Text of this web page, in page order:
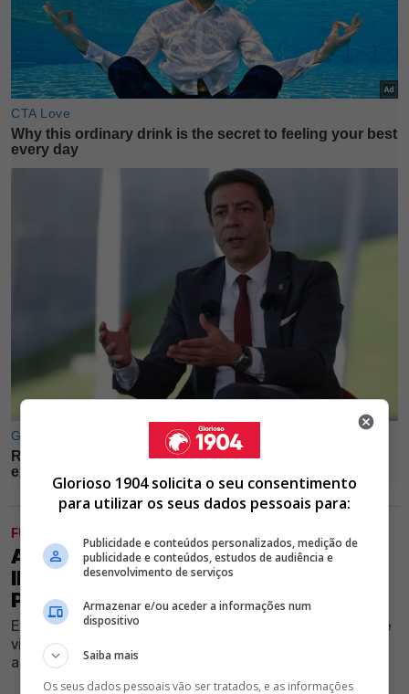
FUTEBOL
AVANÇADO QUE FEZ 13 GOLOS EM
INGLATERRA APONTADO COMO
POSSÍVEL REFORÇO DO BENFICA
Extremo destacou-se no futebol britânico e agora pode
viver a sua primeira aventura no campeonato nacional
ao serviço do Clube encarnado
Glorioso 1904 solicita o seu consentimento
para utilizar os seus dados pessoais para:
Publicidade e conteúdos personalizados, medição de
publicidade e conteúdos, estudos de audiência e
desenvolvimento de serviços
Armazenar e/ou aceder a informações num
dispositivo
Saiba mais
Os seus dados pessoais vão ser tratados, e as informações